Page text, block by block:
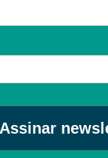
Assinar